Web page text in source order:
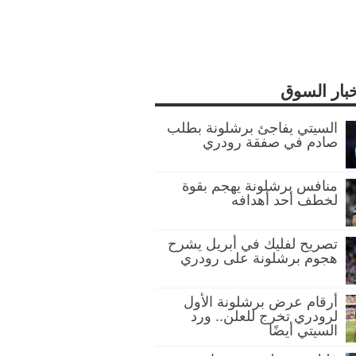
السوق
السيتي يفاجئ برشلونة بطلب
صادم في صفقة رودري
منافس برشلونة يهجم بقوة
لخطف أحد أهدافه
تصريح لفليك في أبريل يشرح
هجوم برشلونة على رودري
أرقام عرض برشلونة الأول
لرودري تخرج للعلن.. ورد
السيتي أيضًا